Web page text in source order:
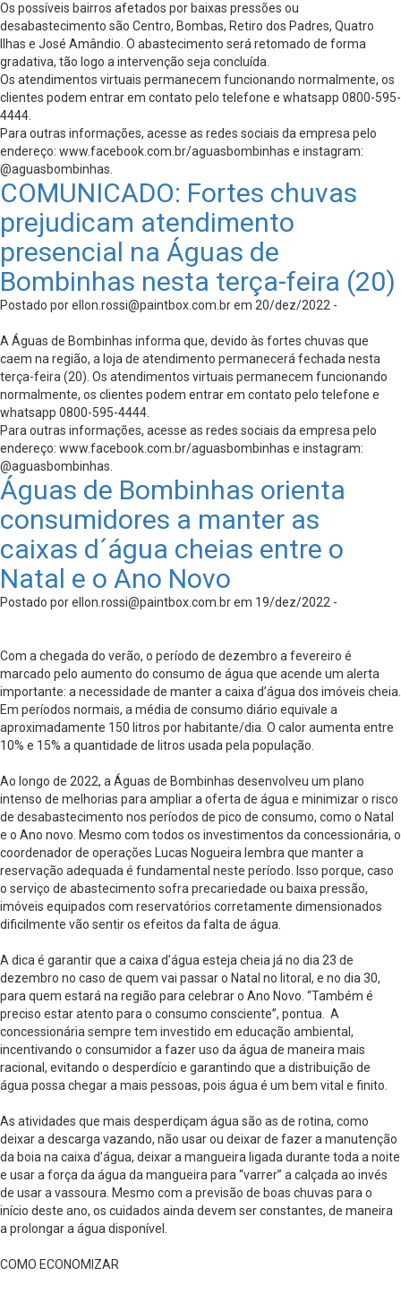
Os possíveis bairros afetados por baixas pressões ou
desabastecimento são Centro, Bombas, Retiro dos Padres, Quatro
Ilhas e José Amândio. O abastecimento será retomado de forma
gradativa, tão logo a intervenção seja concluída.
Os atendimentos virtuais permanecem funcionando normalmente, os
clientes podem entrar em contato pelo telefone e whatsapp 0800-595-
4444.
Para outras informações, acesse as redes sociais da empresa pelo
endereço: www.facebook.com.br/aguasbombinhas e instagram:
@aguasbombinhas.
COMUNICADO: Fortes chuvas
prejudicam atendimento
presencial na Águas de
Bombinhas nesta terça-feira (20)
Postado porellon.rossi@paintbox.com.brem 20/dez/2022 -
A Águas de Bombinhas informa que, devido às fortes chuvas que
caem na região, a loja de atendimento permanecerá fechada nesta
terça-feira (20). Os atendimentos virtuais permanecem funcionando
normalmente, os clientes podem entrar em contato pelo telefone e
whatsapp 0800-595-4444.
Para outras informações, acesse as redes sociais da empresa pelo
endereço: www.facebook.com.br/aguasbombinhas e instagram:
@aguasbombinhas.
Águas de Bombinhas orienta
consumidores a manter as
caixas d´água cheias entre o
Natal e o Ano Novo
Postado porellon.rossi@paintbox.com.brem 19/dez/2022 -
Com a chegada do verão, o período de dezembro a fevereiro é
marcado pelo aumento do consumo de água que acende um alerta
importante: a necessidade de manter a caixa d’água dos imóveis cheia.
Em períodos normais, a média de consumo diário equivale a
aproximadamente 150 litros por habitante/dia. O calor aumenta entre
10% e 15% a quantidade de litros usada pela população.
Ao longo de 2022, a Águas de Bombinhas desenvolveu um plano
intenso de melhorias para ampliar a oferta de água e minimizar o risco
de desabastecimento nos períodos de pico de consumo, como o Natal
e o Ano novo. Mesmo com todos os investimentos da concessionária, o
coordenador de operações Lucas Nogueira lembra que manter a
reservação adequada é fundamental neste período. Isso porque, caso
o serviço de abastecimento sofra precariedade ou baixa pressão,
imóveis equipados com reservatórios corretamente dimensionados
dificilmente vão sentir os efeitos da falta de água.
A dica é garantir que a caixa d’água esteja cheia já no dia 23 de
dezembro no caso de quem vai passar o Natal no litoral, e no dia 30,
para quem estará na região para celebrar o Ano Novo. “Também é
preciso estar atento para o consumo consciente”, pontua. A
concessionária sempre tem investido em educação ambiental,
incentivando o consumidor a fazer uso da água de maneira mais
racional, evitando o desperdício e garantindo que a distribuição de
água possa chegar a mais pessoas, pois água é um bem vital e finito.
As atividades que mais desperdiçam água são as de rotina, como
deixar a descarga vazando, não usar ou deixar de fazer a manutenção
da boia na caixa d’água, deixar a mangueira ligada durante toda a noite
e usar a força da água da mangueira para “varrer” a calçada ao invés
de usar a vassoura. Mesmo com a previsão de boas chuvas para o
início deste ano, os cuidados ainda devem ser constantes, de maneira
a prolongar a água disponível.
COMO ECONOMIZAR